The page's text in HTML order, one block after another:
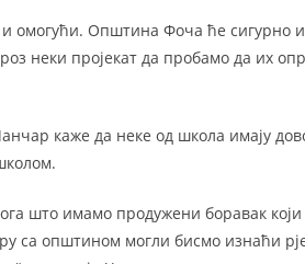
омогући. Општина Фоча ће сигурно
неки пројекат да пробамо да их
каже да неке од школа имају
што имамо продужени боравак
са општином могли бисмо изнаћи